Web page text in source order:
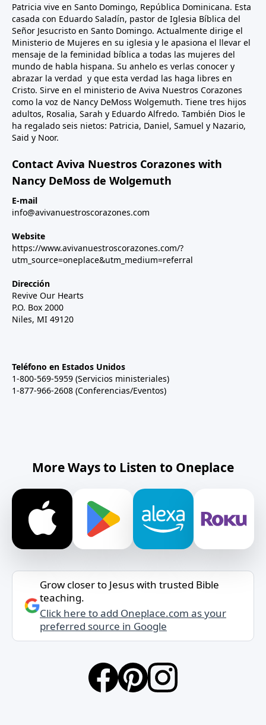
Patricia vive en Santo Domingo, República Dominicana. Esta
casada con Eduardo Saladín, pastor de Iglesia Bíblica del
Señor Jesucristo en Santo Domingo. Actualmente dirige el
Ministerio de Mujeres en su iglesia y le apasiona el llevar el
mensaje de la feminidad bíblica a todas las mujeres del
mundo de habla hispana. Su anhelo es verlas conocer y
abrazar la verdad y que esta verdad las haga libres en
Cristo. Sirve en el ministerio de Aviva Nuestros Corazones
como la voz de Nancy DeMoss Wolgemuth. Tiene tres hijos
adultos, Rosalia, Sarah y Eduardo Alfredo. También Dios le
ha regalado seis nietos: Patricia, Daniel, Samuel y Nazario,
Said y Noor.
Contact Aviva Nuestros Corazones with
Nancy DeMoss de Wolgemuth
E-mail
info@avivanuestroscorazones.com
Website
https://www.avivanuestroscorazones.com/?
utm_source=oneplace&utm_medium=referral
Dirección
Revive Our Hearts
P.O. Box 2000
Niles, MI 49120
Teléfono en Estados Unidos
1-800-569-5959 (Servicios ministeriales)
1-877-966-2608 (Conferencias/Eventos)
More Ways to Listen to Oneplace
Grow closer to Jesus with trusted Bible
teaching.
Click here to add Oneplace.com as your
preferred source in Google